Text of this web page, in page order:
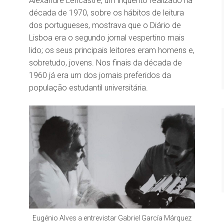
década de 1970, sobre os hábitos de leitura
dos portugueses, mostrava que o Diário de
Lisboa era o segundo jornal vespertino mais
lido; os seus principais leitores eram homens e,
sobretudo, jovens. Nos finais da década de
1960 já era um dos jornais preferidos da
população estudantil universitária.
Eugénio Alves a entrevistar Gabriel García Márquez